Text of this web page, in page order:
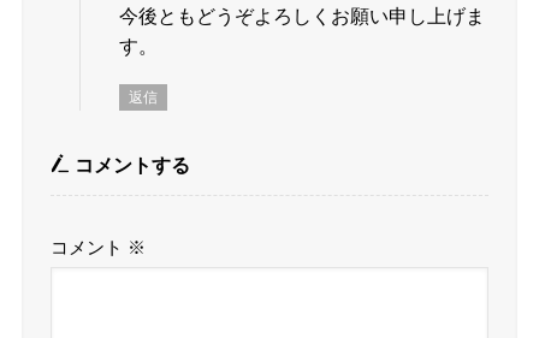
今後ともどうぞよろしくお願い申し上げま
す。
返信
コメントする
コメント ※